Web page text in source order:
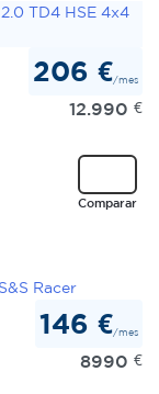
206 €/mes
12.990 €
Comparar
146 €/mes
8990 €